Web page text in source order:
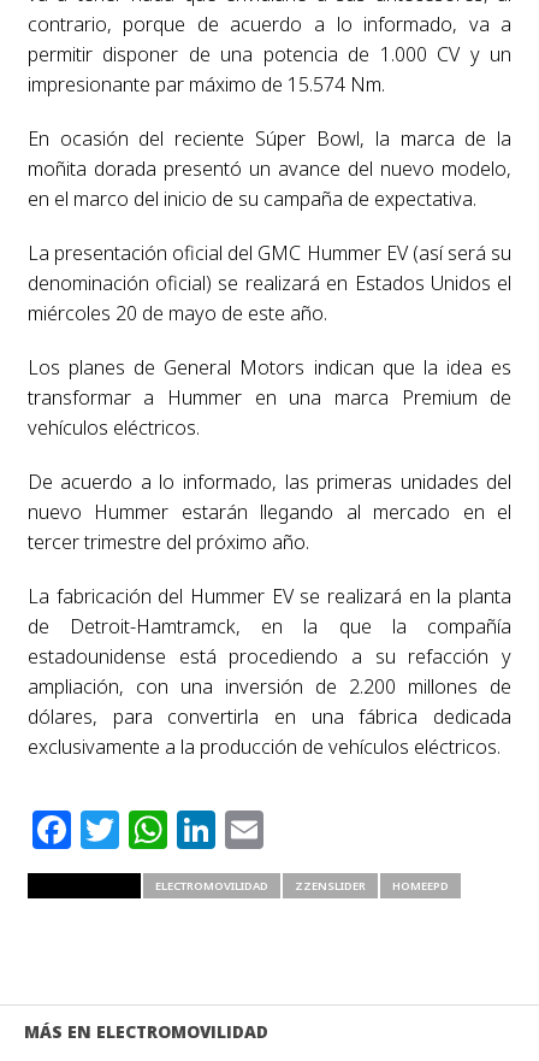
contrario, porque de acuerdo a lo informado, va a
permitir disponer de una potencia de 1.000 CV y un
impresionante par máximo de 15.574 Nm.
En ocasión del reciente Súper Bowl, la marca de la
moñita dorada presentó un avance del nuevo modelo,
en el marco del inicio de su campaña de expectativa.
La presentación oficial del GMC Hummer EV (así será su
denominación oficial) se realizará en Estados Unidos el
miércoles 20 de mayo de este año.
Los planes de General Motors indican que la idea es
transformar a Hummer en una marca Premium de
vehículos eléctricos.
De acuerdo a lo informado, las primeras unidades del
nuevo Hummer estarán llegando al mercado en el
tercer trimestre del próximo año.
La fabricación del Hummer EV se realizará en la planta
de Detroit-Hamtramck, en la que la compañía
estadounidense está procediendo a su refacción y
ampliación, con una inversión de 2.200 millones de
dólares, para convertirla en una fábrica dedicada
exclusivamente a la producción de vehículos eléctricos.
Facebook
Twitter
WhatsApp
LinkedIn
Email
ELECTROMOVILIDAD ZZENSLIDER HOMEEPD
MÁS EN ELECTROMOVILIDAD